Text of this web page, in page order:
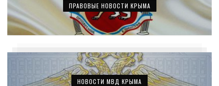
ПРАВОВЫЕ НОВОСТИ КРЫМА
НОВОСТИ МВД КРЫМА